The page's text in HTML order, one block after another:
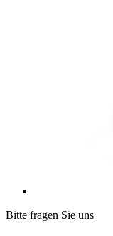
Bitte fragen Sie uns